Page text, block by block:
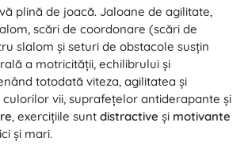
plină de joacă. Jaloane de agilitate,
scări de coordonare (scări de
slalom și seturi de obstacole susțin
a motricității, echilibrului și
totodată viteza, agilitatea și
vii, suprafețelor antiderapante și
, exercițiile sunt distractive și motivante
și mari.
cu înălțime reglabilă, conectorii